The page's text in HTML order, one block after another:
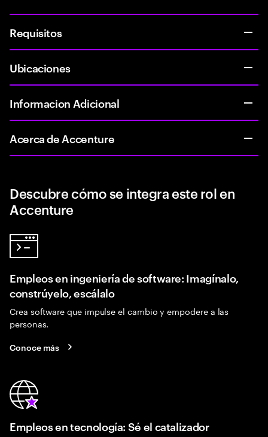
Requisitos
Ubicaciones
Informacion Adicional
Acerca de Accenture
Descubre cómo se integra este rol en
Accenture
Empleos en ingeniería de software: Imagínalo,
constrúyelo, escálalo
Crea software que impulse el cambio y empodere a las
personas.
Conoce más
Empleos en tecnología: Sé el catalizador